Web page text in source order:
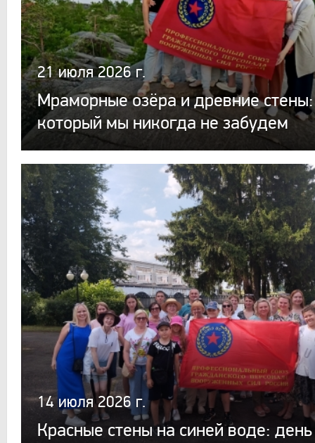
21 июля 2026 г.
Мраморные озёра и древние
который мы никогда не забудем
14 июля 2026 г.
Красные стены на синей воде: